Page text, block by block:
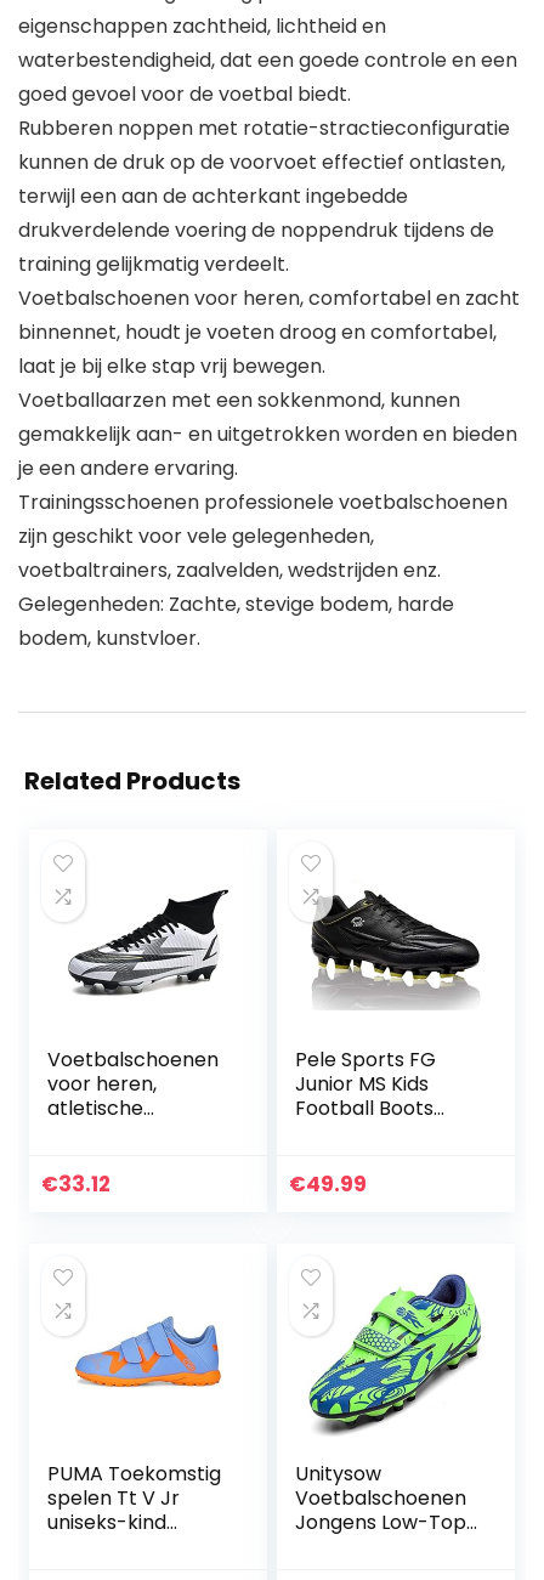
eigenschappen zachtheid, lichtheid en
waterbestendigheid, dat een goede controle en een
goed gevoel voor de voetbal biedt.
Rubberen noppen met rotatie-stractieconfiguratie
kunnen de druk op de voorvoet effectief ontlasten,
terwijl een aan de achterkant ingebedde
drukverdelende voering de noppendruk tijdens de
training gelijkmatig verdeelt.
Voetbalschoenen voor heren, comfortabel en zacht
binnennet, houdt je voeten droog en comfortabel,
laat je bij elke stap vrij bewegen.
Voetballaarzen met een sokkenmond, kunnen
gemakkelijk aan- en uitgetrokken worden en bieden
je een andere ervaring.
Trainingsschoenen professionele voetbalschoenen
zijn geschikt voor vele gelegenheden,
voetbaltrainers, zaalvelden, wedstrijden enz.
Gelegenheden: Zachte, stevige bodem, harde
bodem, kunstvloer.
Related Products
Voetbalschoenen
voor heren,
atletische
vaste grond
€33.12
Pele Sports FG
Junior MS Kids
Football Boots
€49.99
PUMA Toekomstig
spelen Tt V Jr
uniseks-kind
Unitysow
Voetbalschoenen
Jongens Low-Top